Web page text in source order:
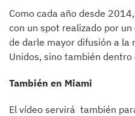
Como cada año desde
con un spot realizado por
de darle mayor difusión a la
Unidos, sino también dentro
También en Miami
El vídeo servirá también